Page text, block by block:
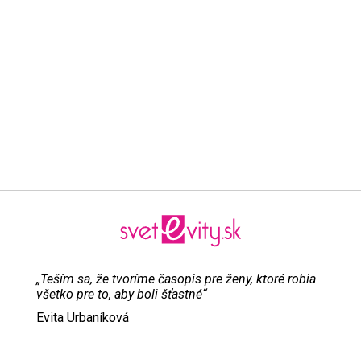
„Teším sa, že tvoríme časopis pre ženy, ktoré robia
všetko pre to, aby boli šťastné“
Evita Urbaníková